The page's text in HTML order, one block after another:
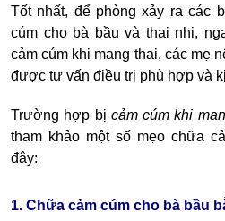
Tốt nhất, để phòng xảy ra các
cúm cho bà bầu và thai nhi,
cảm cúm khi mang thai, các mẹ
được tư vấn điều trị phù hợp và
Trường hợp bị cảm cúm khi
tham khảo một số mẹo chữa
đây:
1. Chữa cảm cúm cho bà bầu